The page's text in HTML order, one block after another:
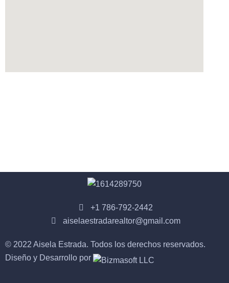
+1 786-792-2442
aiselaestradarealtor@gmail.com
© 2022 Aisela Estrada. Todos los derechos reservados.
Diseño y Desarrollo por